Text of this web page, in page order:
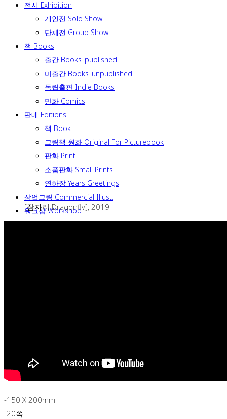
전시 Exhibition
개인전 Solo Show
단체전 Group Show
책 Books
출간 Books_published
미출간 Books_unpublished
독립출판 Indie Books
만화 Comics
판매 Editions
책 Book
그림책 원화 Original For Picturebook
판화 Print
소품판화 Small Prints
연하장 Years Greetings
상업그림 Commercial Illust.
워크샵 Workshop
소개 C.V
[잠자리 Dragonfly], 2019
-150 X 200mm
-20쪽